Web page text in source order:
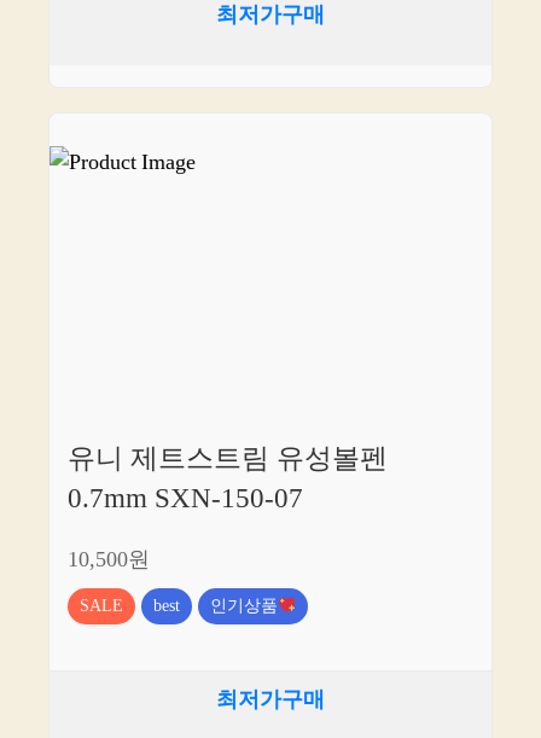
최저가구매
유니 제트스트림 유성볼펜
0.7mm SXN-150-07
10,500원
SALE best 인기상품
최저가구매